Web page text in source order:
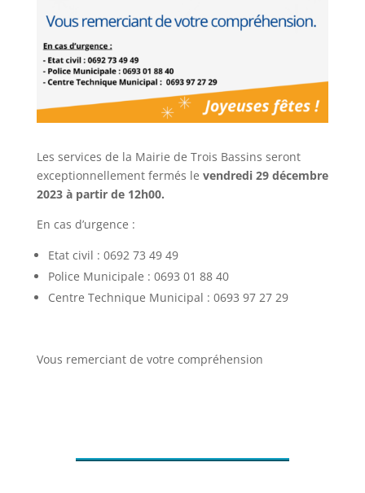
Les services de la Mairie de Trois Bassins seront
exceptionnellement fermés le vendredi 29 décembre
2023 à partir de 12h00.
En cas d’urgence :
Etat civil : 0692 73 49 49
Police Municipale : 0693 01 88 40
Centre Technique Municipal : 0693 97 27 29
Vous remerciant de votre compréhension